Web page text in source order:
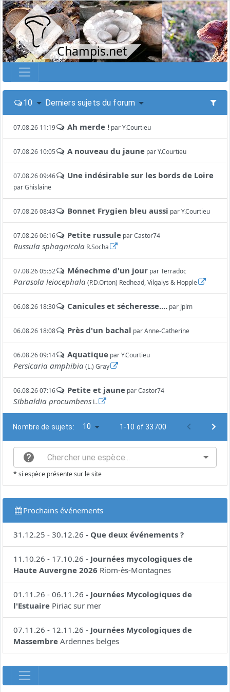
Champis.net
10 Derniers sujets du forum
07.08.26 11:19 Ah merde ! parY.Courtieu
07.08.26 10:05 A nouveau du jaune parY.Courtieu
07.08.26 09:46 Une indésirable sur les bords de Loire
parGhislaine
07.08.26 08:43 Bonnet Frygien bleu aussi parY.Courtieu
07.08.26 06:16 Petite russule parCastor74
Russula sphagnicola R.Socha
07.08.26 05:52 Ménechme d'un jour parTerradoc
Parasola leiocephala(P.D.Orton) Redhead, Vilgalys & Hopple
06.08.26 18:30 Canicules et sécheresse.... par Jplm
06.08.26 18:08 Près d'un bachal parAnne-Catherine
06.08.26 09:14 Aquatique parY.Courtieu
Persicaria amphibia(L.) Gray
06.08.26 07:16 Petite et jaune parCastor74
Sibbaldia procumbens L.
Nombre de sujets: 10 1-10 of 33700
* si espèce présente sur le site
Prochains événements
31.12.25 - 30.12.26 - Que deux événements ?
11.10.26 - 17.10.26 - Journées mycologiques de
Haute Auvergne 2026 Riom-ès-Montagnes
01.11.26 - 06.11.26 - Journées Mycologiques de
l'Estuaire Piriac sur mer
07.11.26 - 12.11.26 - Journées Mycologiques de
Massembre Ardennes belges